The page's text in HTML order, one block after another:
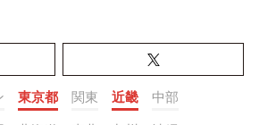
東京都 関東 近畿 中部